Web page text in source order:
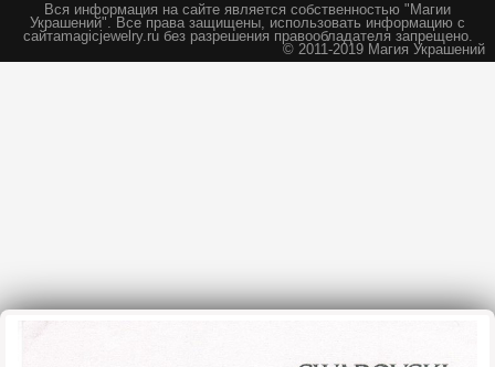
Вся информация на сайте является собственностью "Магии
Украшений". Все права защищены, использовать информацию с
сайтаmagicjewelry.ru без разрешения правообладателя запрещено.
© 2011-2019 Магия Украшений